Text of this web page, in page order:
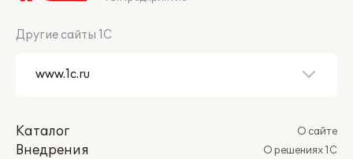
Другие сайты 1С
Каталог
Внедрения
О сайте
О решениях 1С